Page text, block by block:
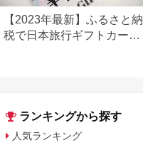
【2023年最新】ふるさと納
税で日本旅行ギフトカード
ランキングから探す
人気ランキング